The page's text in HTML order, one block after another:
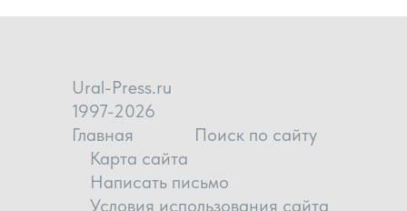
Ural-Press.ru
1997-2026
Главная
Поиск по сайту
Карта сайта
Написать письмо
Условия использования сайта